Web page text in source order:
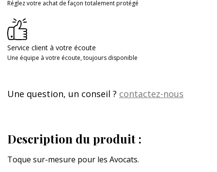
Réglez votre achat de façon totalement protégé
Service client à votre écoute
Une équipe à votre écoute, toujours disponible
Une question, un conseil ? contactez-nous
Description du produit :
Toque sur-mesure pour les Avocats.